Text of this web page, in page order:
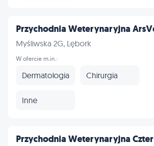
Przychodnia Weterynaryjna
Myśliwska 2G, Lębork
W ofercie m.in.:
Dermatologia Chirurgia
Inne
Przychodnia Weterynaryjna